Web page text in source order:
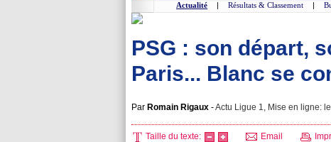
Actualité | Résultats & Classement |
PSG : son départ,
Paris... Blanc se
Par Romain Rigaux -Actu Ligue 1, Mise en ligne: le
Taille du texte: Email